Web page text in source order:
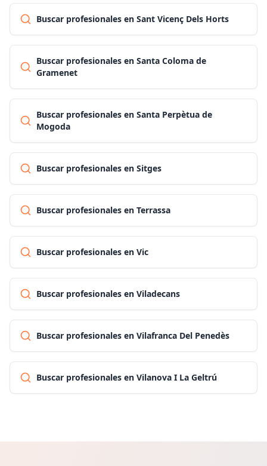
Buscar profesionales en Sant Vicenç Dels Horts
Buscar profesionales en Santa Coloma de
Gramenet
Buscar profesionales en Santa Perpètua de
Mogoda
Buscar profesionales en Sitges
Buscar profesionales en Terrassa
Buscar profesionales en Vic
Buscar profesionales en Viladecans
Buscar profesionales en Vilafranca Del Penedès
Buscar profesionales en Vilanova I La Geltrú